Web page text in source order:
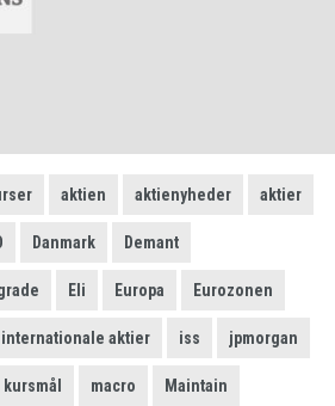
aktien aktienyheder aktier
Danmark Demant
Eli Europa Eurozonen
internationale aktier iss jpmorgan
kursmål macro Maintain